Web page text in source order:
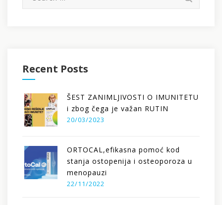
за:
Recent Posts
ŠEST ZANIMLJIVOSTI O IMUNITETU
i zbog čega je važan RUTIN
20/03/2023
ORTOCAL,efikasna pomoć kod
stanja ostopenija i osteoporoza u
menopauzi
22/11/2022